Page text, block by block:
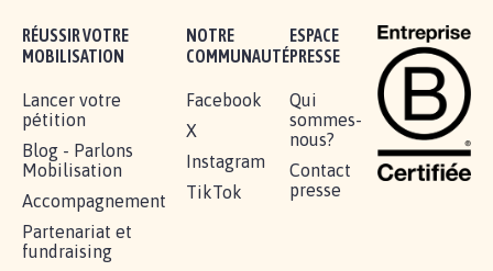
RÉUSSIR VOTRE
MOBILISATION
Lancer votre
pétition
Blog - Parlons
Mobilisation
Accompagnement
Partenariat et
fundraising
NOTRE
COMMUNAUTÉ
Facebook
X
Instagram
TikTok
ESPACE
PRESSE
Qui
sommes-
nous?
Contact
presse